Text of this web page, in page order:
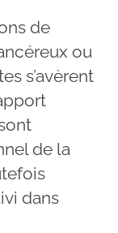
de
ou
s’avèrent
de la
dans